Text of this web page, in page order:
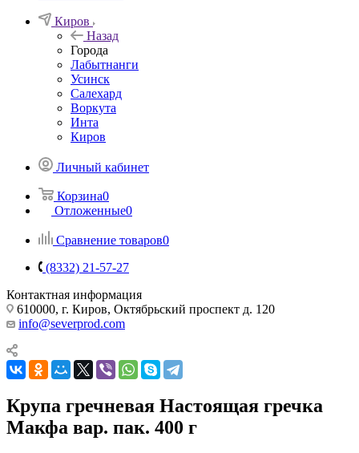
Киров
Назад
Города
Лабытнанги
Усинск
Салехард
Воркута
Инта
Киров
Личный кабинет
Корзина0
Отложенные0
Сравнение товаров0
(8332) 21-57-27
Контактная информация
610000, г. Киров, Октябрьский проспект д. 120
info@severprod.com
Крупа гречневая Настоящая гречка
Макфа вар. пак. 400 г